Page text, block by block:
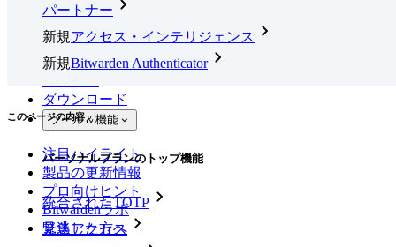
パートナー
新規アクセス・インテリジェンス
新規Bitwarden Authenticator
ダウンロード
ツール＆機能
パーソナルプランのトップ機能
統合されたTOTP
緊急アクセス
このページの内容
注目ハイライト
製品の更新情報
プロ向けヒント
Bitwardenラボ
見逃した方へ